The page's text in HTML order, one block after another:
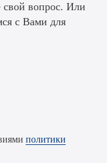
вопрос. Или
с Вами для
политики